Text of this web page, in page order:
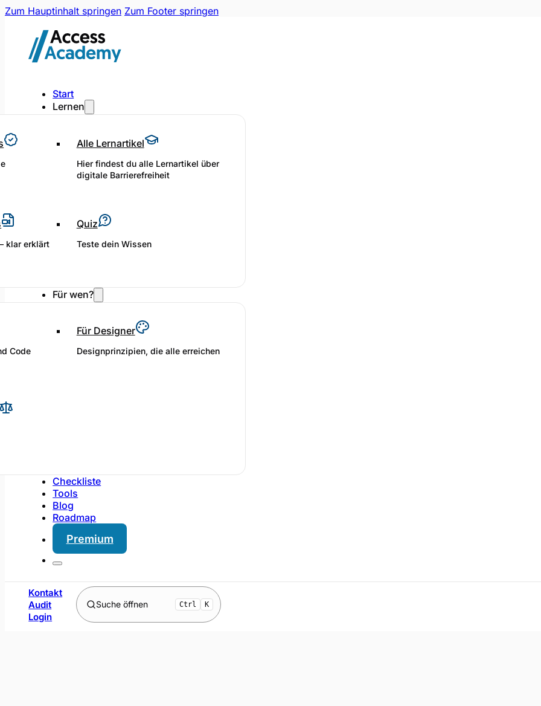
Zum Hauptinhalt springen Zum Footer springen
Start
Lernen
Alle Lernartikel
Hier findest du alle Lernartikel über
digitale Barrierefreiheit
klar erklärt
Quiz
Teste dein Wissen
Für wen?
Code
Für Designer
Designprinzipien, die alle erreichen
Checkliste
Tools
Blog
Roadmap
Premium
Kontakt
Audit
Login
Suche öffnen Ctrl K